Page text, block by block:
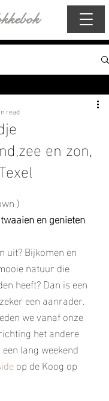
en zon,
read
)
en genieten
uit? Bijkomen en
natuur die
heeft? Dan is een
een aanrader.
we vanaf onze
het andere
lang weekend
op de Koog op